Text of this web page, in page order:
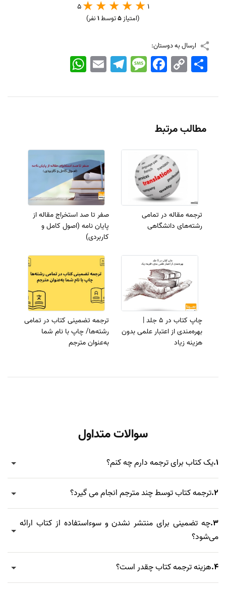
1
5
(امتیاز5توسط1نفر)
ارسال به دوستان:
WhatsApp EmailTelegramMessageFacebook Copy
Link
اشتراک
مطالب مرتبط
ترجمه مقاله در تمامی
رشته‌های دانشگاهی
صفر تا صد استخراج مقاله از
پایان نامه (اصول کامل و
کاربردی)
چاپ کتاب در 5 جلد |
بهره‌مندی از اعتبار علمی بدون
هزینه زیاد
ترجمه تضمینی کتاب در تمامی
رشته‌ها/ چاپ با نام شما
به‌عنوان مترجم
سوالات متداول
1.یک کتاب برای ترجمه دارم چه کنم؟
2.ترجمه کتاب توسط چند مترجم انجام می گیرد؟
3.چه تضمینی برای منتشر نشدن و سوءاستفاده از کتاب ارائه
می‌شود؟
4. هزینه ترجمه کتاب چقدر است؟